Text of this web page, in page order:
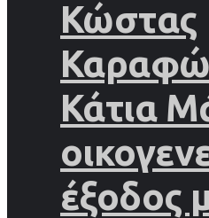
Κώστας
Κάτια
έξοδος